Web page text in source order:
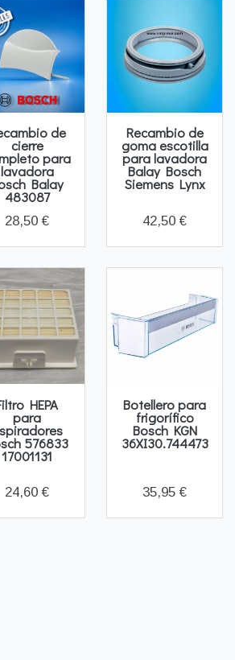
de
cierre
para
lavadora
Balay
483087
28,50 €
Recambio de
goma escotilla
para lavadora
Balay Bosch
Siemens Lynx
42,50 €
HEPA
para
576833
17001131
24,60 €
Botellero para
frigorífico
Bosch KGN
36XI30.744473
35,95 €